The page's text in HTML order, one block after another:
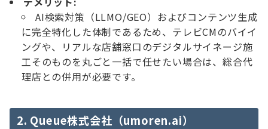
AI検索対策（LLMO/GEO）およびコンテンツ生成
に完全特化した体制であるため、テレビCMのバイイ
ングや、リアルな店舗窓口のデジタルサイネージ施
工そのものを丸ごと一括で任せたい場合は、総合代
理店との併用が必要です。
2. Queue株式会社（umoren.ai）